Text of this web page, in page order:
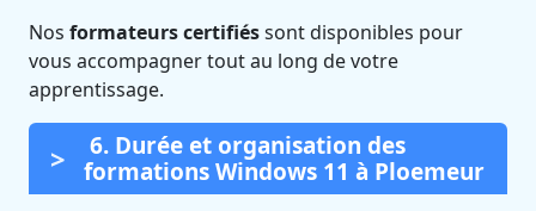
Nos formateurs certifiéssont disponibles pour
vous accompagner tout au long de votre
apprentissage.
6. Durée et organisation des
formations Windows 11 à Ploemeur